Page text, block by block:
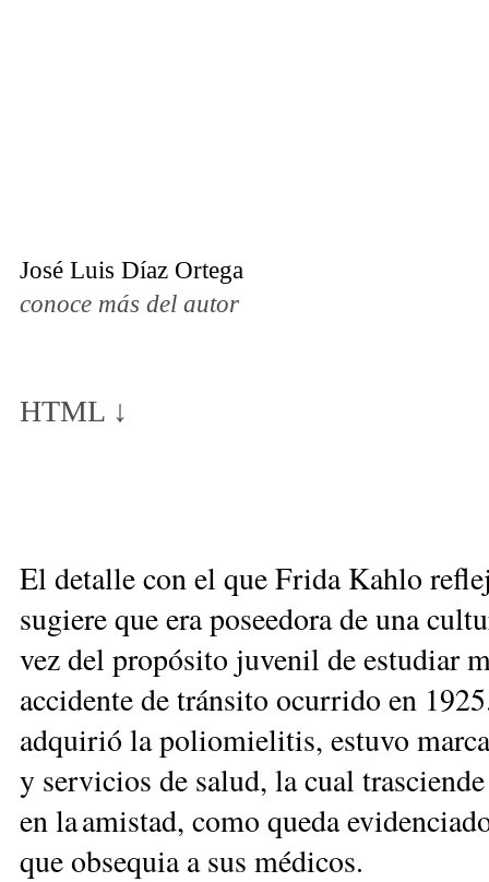
José Luis Díaz Ortega
conoce más del autor
HTML ↓
El detalle con el que Frida Kahlo
sugiere que era poseedora de una
vez del propósito juvenil de estudiar
accidente de tránsito ocurrido en
adquirió la poliomielitis, estuvo
y servicios de salud, la cual
en la amistad, como queda
que obsequia a sus médicos.